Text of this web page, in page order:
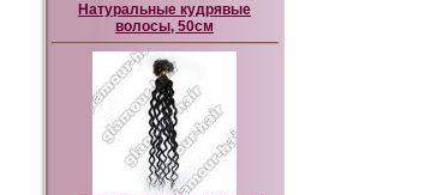
Натуральные кудрявые
волосы, 50см